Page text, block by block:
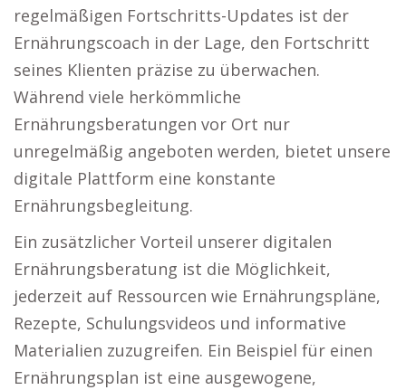
regelmäßigen Fortschritts-Updates ist der
Ernährungscoach in der Lage, den Fortschritt
seines Klienten präzise zu überwachen.
Während viele herkömmliche
Ernährungsberatungen vor Ort nur
unregelmäßig angeboten werden, bietet unsere
digitale Plattform eine konstante
Ernährungsbegleitung.
Ein zusätzlicher Vorteil unserer digitalen
Ernährungsberatung ist die Möglichkeit,
jederzeit auf Ressourcen wie Ernährungspläne,
Rezepte, Schulungsvideos und informative
Materialien zuzugreifen. Ein Beispiel für einen
Ernährungsplan ist eine ausgewogene,